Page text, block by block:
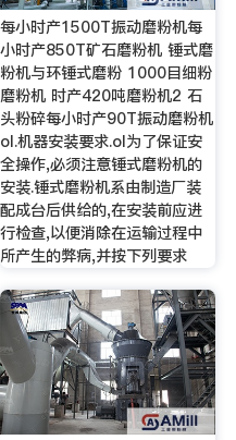
每小时产1500T振动磨粉机每
小时产850T矿石磨粉机 锤式磨
粉机与环锤式磨粉 1000目细粉
磨粉机 时产420吨磨粉机2 石
头粉碎每小时产90T振动磨粉机
ol.机器安装要求.ol为了保证安
全操作,必须注意锤式磨粉机的
安装.锤式磨粉机系由制造厂装
配成台后供给的,在安装前应进
行检查,以便消除在运输过程中
所产生的弊病,并按下列要求